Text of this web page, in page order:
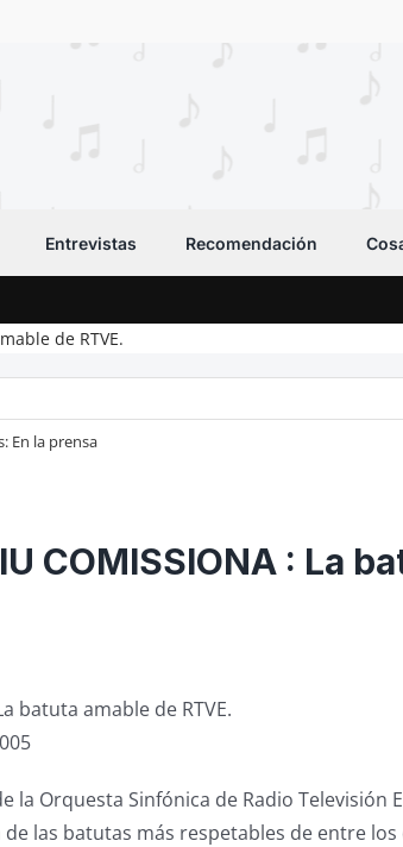
Entrevistas Recomendación
de RTVE.
En la prensa
COMISSIONA : La
batuta amable de RTVE.
la Orquesta Sinfónica de Radio Televisión
las batutas más respetables de entre